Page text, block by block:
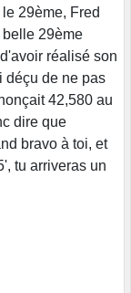
29ème, Fred
29ème
réalisé son
déçu de ne pas
42,580 au
dire que
bravo à toi, et
tu arriveras un